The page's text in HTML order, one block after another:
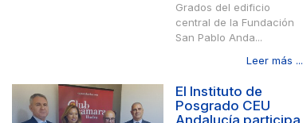
Grados del edificio
central de la Fundación
San Pablo Anda...
Leer más ...
El Instituto de
Posgrado CEU